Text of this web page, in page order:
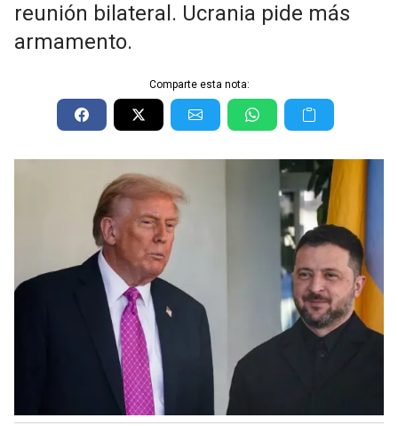
reunión bilateral. Ucrania pide más
armamento.
Comparte esta nota: